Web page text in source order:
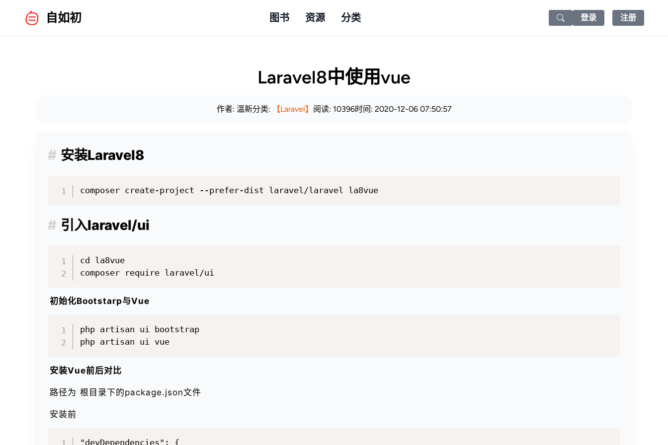
自如初
Search icon
登录 注册
图书 资源 分类
Laravel8中使用vue
作者: 温新分类: 【Laravel】 阅读: 10396时间: 2020-12-06 07:50:57
安装Laravel8
composer create-project --prefer-dist laravel/laravel la8vue
引入laravel/ui
cd la8vue
初始化Bootstarp与Vue
php artisan ui bootstrap
php artisan ui vue
安装Vue前后对比
路径为 根目录下的package.json文件
安装前
"devDependencies": {